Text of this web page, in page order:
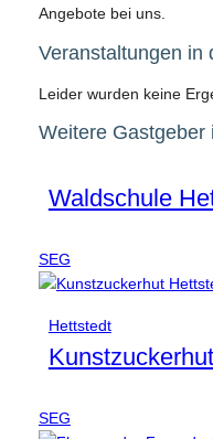
Angebote bei uns.
Veranstaltungen in
Leider wurden keine
Weitere Gastgeber
Waldschule
SEG
Hettstedt
SEG